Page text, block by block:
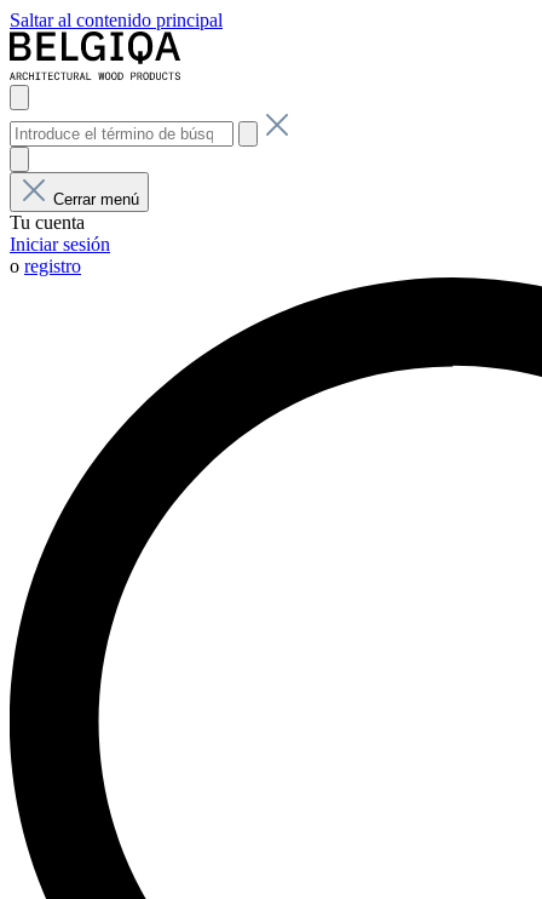
Saltar al contenido principal
Cerrar menú
Tu cuenta
Iniciar sesión
o registro